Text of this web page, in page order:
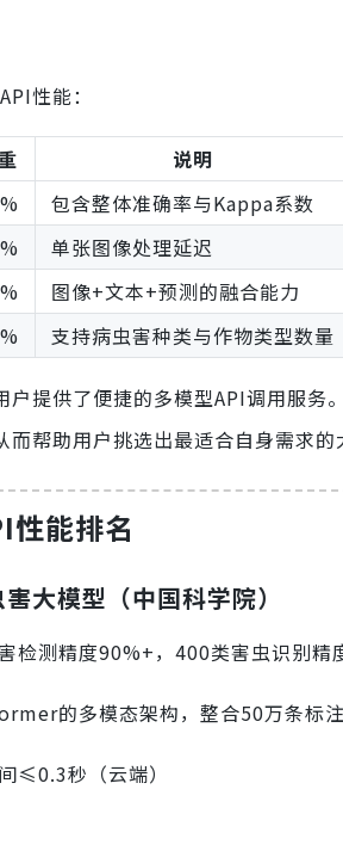
性能：
说明
包含整体准确率与Kappa系数
单张图像处理延迟
图像+文本+预测的融合能力
支持病虫害种类与作物类型数量
户提供了便捷的多模型API调用服务
帮助用户挑选出最适合自身需求的
性能排名
大模型（中国科学院）
检测精度90%+，400类害虫识别精
的多模态架构，整合50万条标
≤0.3秒（云端）